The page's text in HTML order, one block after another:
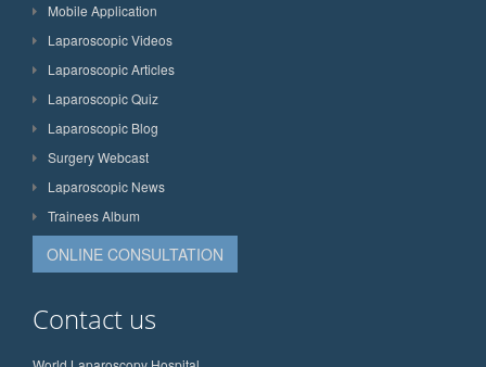
Mobile Application
Laparoscopic Videos
Laparoscopic Articles
Laparoscopic Quiz
Laparoscopic Blog
Surgery Webcast
Laparoscopic News
Trainees Album
ONLINE CONSULTATION
Contact us